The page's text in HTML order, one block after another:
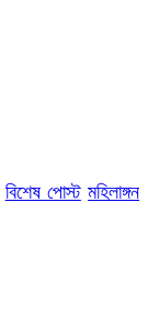
বিশেষ পোস্ট মহিলাঙ্গন